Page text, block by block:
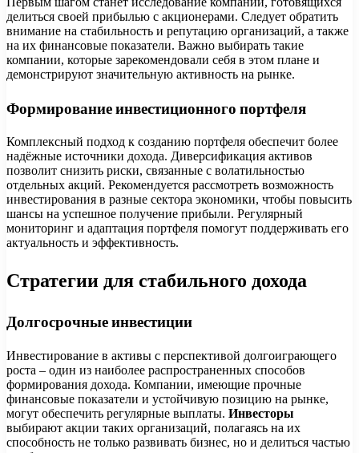
делиться своей прибылью с акционерами. Следует обратить
внимание на стабильность и репутацию организаций, а также
на их финансовые показатели. Важно выбирать такие
компании, которые зарекомендовали себя в этом плане и
демонстрируют значительную активность на рынке.
Формирование инвестиционного портфеля
Комплексный подход к созданию портфеля обеспечит более
надёжные источники дохода. Диверсификация активов
позволит снизить риски, связанные с волатильностью
отдельных акций. Рекомендуется рассмотреть возможность
инвестирования в разные сектора экономики, чтобы повысить
шансы на успешное получение прибыли. Регулярный
мониторинг и адаптация портфеля помогут поддерживать его
актуальность и эффективность.
Стратегии для стабильного дохода
Долгосрочные инвестиции
Инвестирование в активы с перспективой долгоиграющего
роста – один из наиболее распространенных способов
формирования дохода. Компании, имеющие прочные
финансовые показатели и устойчивую позицию на рынке,
могут обеспечить регулярные выплаты. Инвесторы
выбирают акции таких организаций, полагаясь на их
способность не только развивать бизнес, но и делиться частью